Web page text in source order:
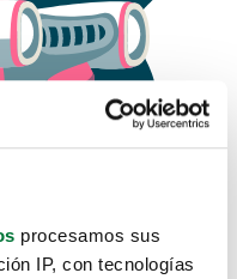
procesamos sus
IP, con tecnologías